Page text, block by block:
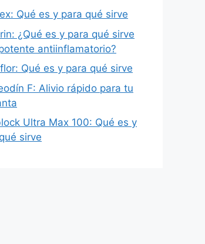
Qué es y para qué sirve
¿Qué es y para qué sirve
antiinflamatorio?
Qué es y para qué sirve
F: Alivio rápido para tu
Ultra Max 100: Qué es y
sirve